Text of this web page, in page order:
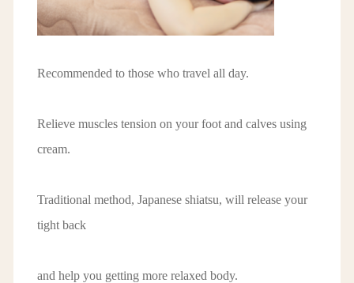
Recommended to those who travel all day.
Relieve muscles tension on your foot and calves using
cream.
Traditional method, Japanese shiatsu, will release your
tight back
and help you getting more relaxed body.